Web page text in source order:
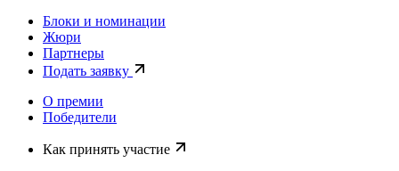
Блоки и номинации
Жюри
Партнеры
Подать заявку
О премии
Победители
Как принять участие